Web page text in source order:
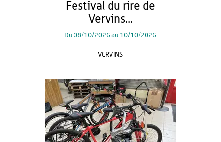
Festival du rire de
Vervins...
Du08/10/2026 au 10/10/2026
VERVINS